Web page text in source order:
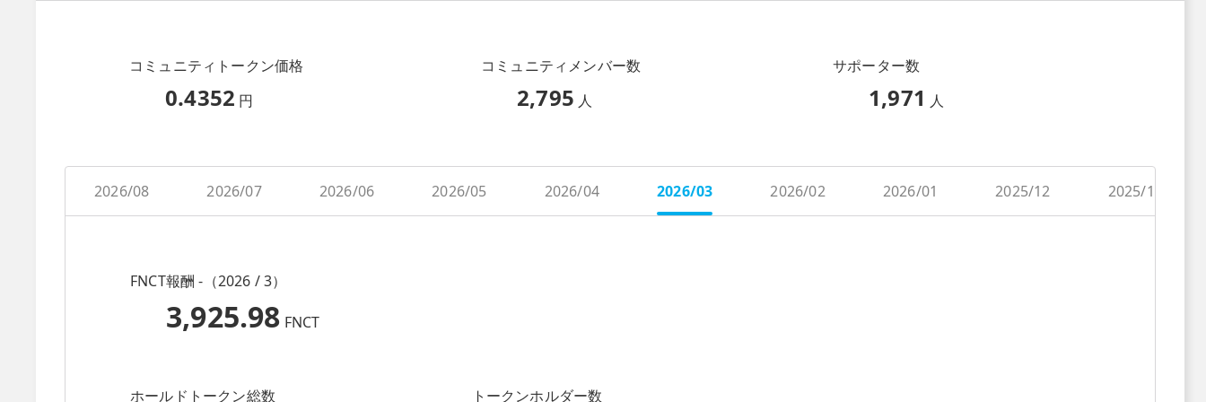
コミュニティトークン価格
0.4352 円
コミュニティメンバー数
2,795 人
サポーター数
1,971 人
2026/08 2026/07 2026/06 2026/05 2026/04 2026/03 2026/02 2026/01 2025/12 2025/11
FNCT報酬 -（2026 / 3）
3,925.98 FNCT
ホールドトークン総数 トークンホルダー数